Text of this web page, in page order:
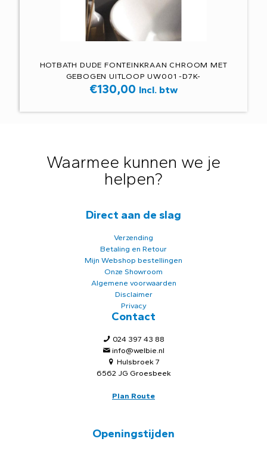
HOTBATH DUDE FONTEINKRAAN CHROOM MET
GEBOGEN UITLOOP UW001 -D7K-
€130,00 Incl. btw
Waarmee kunnen we je
helpen?
Direct aan de slag
Verzending
Betaling en Retour
Mijn Webshop bestellingen
Onze Showroom
Algemene voorwaarden
Disclaimer
Privacy
Contact
024 397 43 88
info@welbie.nl
Hulsbroek 7
6562 JG Groesbeek
Plan Route
Openingstijden